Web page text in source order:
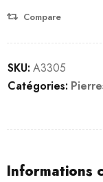
Compare
SKU: A3305
Catégories:
Informations